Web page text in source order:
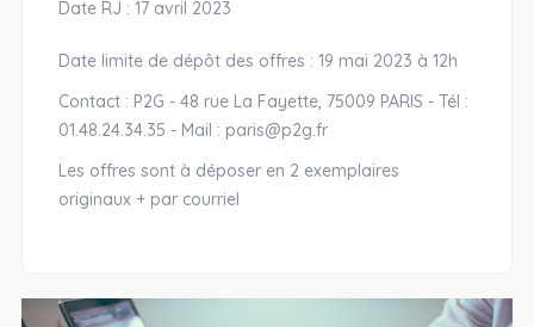
Date RJ : 17 avril 2023
Date limite de dépôt des offres : 19 mai 2023 à 12h
Contact : P2G - 48 rue La Fayette, 75009 PARIS - Tél :
01.48.24.34.35 - Mail : paris@p2g.fr
Les offres sont à déposer en 2 exemplaires
originaux + par courriel